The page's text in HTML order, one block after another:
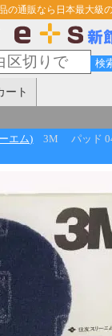
の通販なら日本最大級
ート
エム)
3M パッド 04